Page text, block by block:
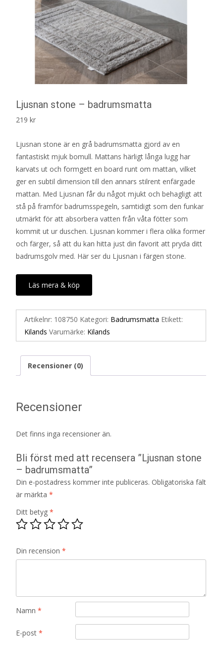
Ljusnan stone – badrumsmatta
219 kr
Ljusnan stone är en grå badrumsmatta gjord av en
fantastiskt mjuk bomull. Mattans härligt långa lugg har
karvats ut och formgett en board runt om mattan, vilket
ger en subtil dimension till den annars stilrent enfärgade
mattan. Med Ljusnan får du något mjukt och behagligt att
stå på framför badrumsspegeln, samtidigt som den funkar
utmärkt för att absorbera vatten från våta fötter som
kommit ut ur duschen. Ljusnan kommer i flera olika former
och färger, så att du kan hitta just din favorit att pryda ditt
badrumsgolv med. Här ser du Ljusnan i färgen stone.
Läs mera & köp
Artikelnr: 108750 Kategori: Badrumsmatta Etikett:
Kilands Varumärke: Kilands
Recensioner (0)
Recensioner
Det finns inga recensioner än.
Bli först med att recensera ”Ljusnan stone
– badrumsmatta”
Din e-postadress kommer inte publiceras. Obligatoriska fält
är märkta *
Ditt betyg *
Din recension *
Namn *
E-post *